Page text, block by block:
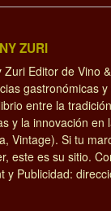
ZURI
Zuri Editor de Vino
gastronómicas
entre la
y la innovación en
Vintage). Si tu
este es su sitio.
y Publicidad: